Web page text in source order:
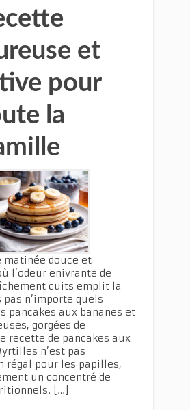
et
pour
la
matinée douce et
l’odeur enivrante de
cuits emplit la
n’importe quels
pancakes aux bananes et
gorgées de
recette de pancakes aux
n’est pas
régal pour les papilles,
un concentré de
[…]